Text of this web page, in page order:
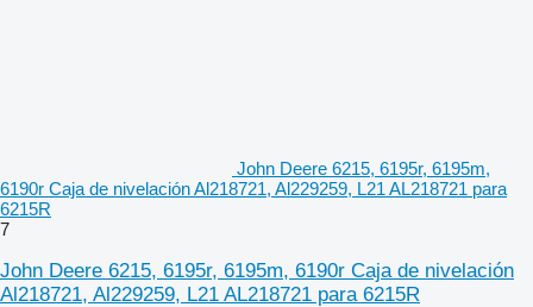
John Deere 6215, 6195r, 6195m,
6190r Caja de nivelación Al218721, Al229259, L21 AL218721 para
6215R
7
John Deere 6215, 6195r, 6195m, 6190r Caja de nivelación
Al218721, Al229259, L21 AL218721 para 6215R